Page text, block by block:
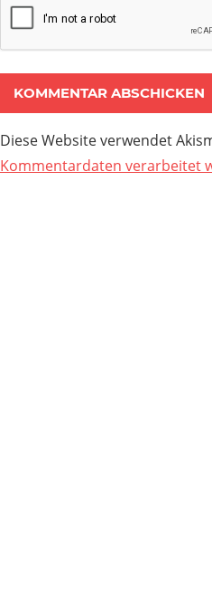
Diese Website verwendet
Kommentardaten verarbeitet